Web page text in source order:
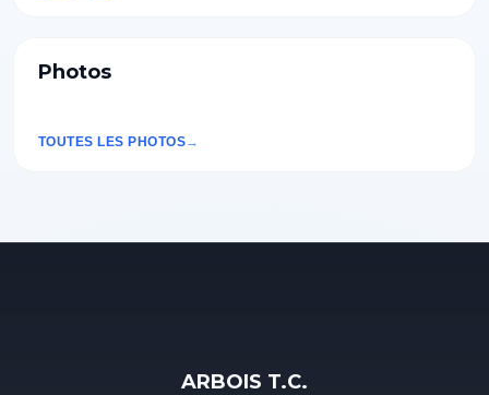
Photos
TOUTES LES PHOTOS
ARBOIS T.C.